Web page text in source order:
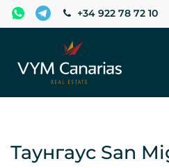
+34 922 78 72 10
Таунгаус San